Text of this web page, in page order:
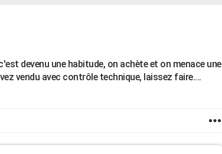
devenu une habitude, on achète et on menace une
vendu avec contrôle technique, laissez faire....